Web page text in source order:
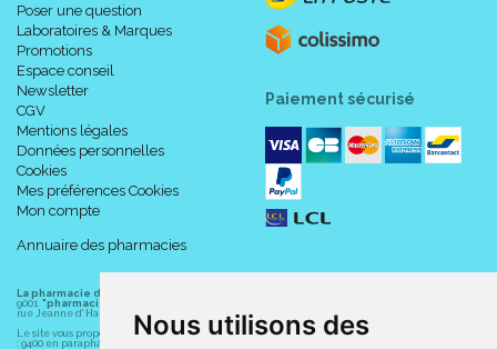
Nous utilisons des
Poser une question
Laboratoires & Marques
Promotions
Espace conseil
Newsletter
CGV
Mentions légales
Données personnelles
Cookies
Mes préférences Cookies
Mon compte
Annuaire des pharmacies
Paiement sécurisé
La pharmacie du centre à Albert
9001. "pharmacie-du-centre-albert.fr "
rue Jeanne d' Harcourt, 80300 Albert.
Le site vous propose un large choix de plus de 11000 références, au prix les plus bas possible
: 9400 en parapharmacie, animaux, orthopédie, matériel médical. 1700 en médicaments sans